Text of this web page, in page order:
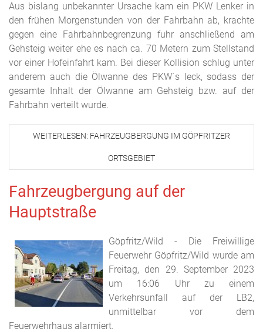
Aus bislang unbekannter Ursache kam ein PKW Lenker in
den frühen Morgenstunden von der Fahrbahn ab, krachte
gegen eine Fahrbahnbegrenzung fuhr anschließend am
Gehsteig weiter ehe es nach ca. 70 Metern zum Stellstand
vor einer Hofeinfahrt kam. Bei dieser Kollision schlug unter
anderem auch die Ölwanne des PKW´s leck, sodass der
gesamte Inhalt der Ölwanne am Gehsteig bzw. auf der
Fahrbahn verteilt wurde.
WEITERLESEN: FAHRZEUGBERGUNG IM GÖPFRITZER
ORTSGEBIET
Fahrzeugbergung auf der
Hauptstraße
Göpfritz/Wild - Die Freiwillige
Feuerwehr Göpfritz/Wild wurde am
Freitag, den 29. September 2023
um 16:06 Uhr zu einem
Verkehrsunfall auf der LB2,
unmittelbar vor dem
Feuerwehrhaus alarmiert.